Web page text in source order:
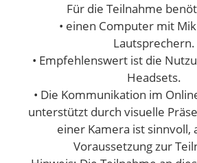
Für die Teilnahme
• einen Computer mit
Lautsprechern.
• Empfehlenswert ist die
Headsets.
• Die Kommunikation im
unterstützt durch visuelle
einer Kamera ist sinnvoll,
Voraussetzung zur